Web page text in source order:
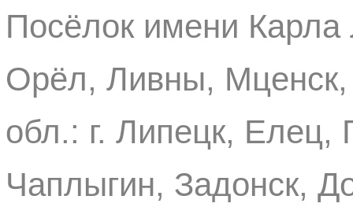
Посёлок имени Карла
Орёл, Ливны, Мценск,
обл.: г. Липецк, Елец,
Чаплыгин, Задонск,